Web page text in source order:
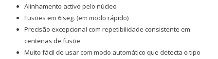
Alinhamento activo pelo núcleo
Fusões em 6 seg. (em modo rápido)
Precisão excepcional com repetibilidade consistente em
centenas de fusõe
Muito fácil de usar com modo automático que detecta o tipo